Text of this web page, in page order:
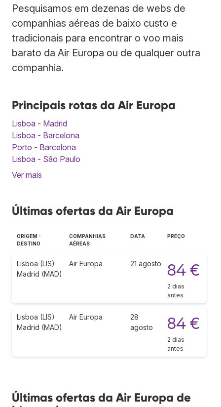
Pesquisamos em dezenas de webs de
companhias aéreas de baixo custo e
tradicionais para encontrar o voo mais
barato da Air Europa ou de qualquer outra
companhia.
Principais rotas da Air Europa
Lisboa - Madrid
Lisboa - Barcelona
Porto - Barcelona
Lisboa - São Paulo
Ver mais
Últimas ofertas da Air Europa
ORIGEM -
DESTINO
COMPANHIAS
AÉREAS
DATA PREÇO
Lisboa (LIS)
Madrid (MAD)
Air Europa 21 agosto 84 €
2 dias
antes
Lisboa (LIS)
Madrid (MAD)
Air Europa
28
agosto
84 €
2 dias
antes
Últimas ofertas da Air Europa de